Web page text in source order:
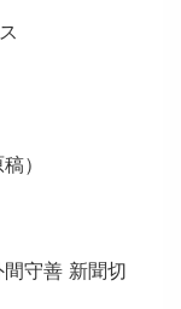
）
守善 新聞切